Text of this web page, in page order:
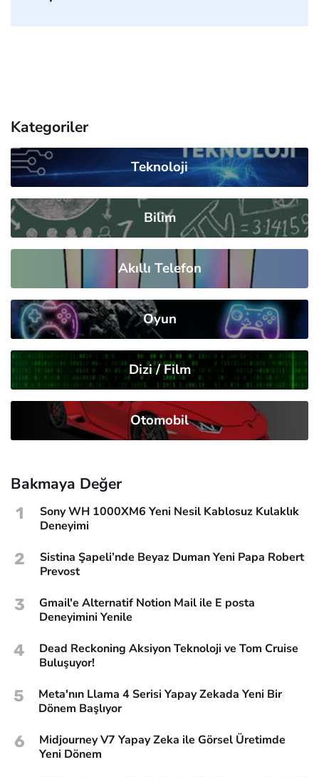
Kategoriler
Teknoloji
Bilim
Akıllı Telefon
Oyun
Dizi / Film
Otomobil
Bakmaya Değer
1
Sony WH 1000XM6 Yeni Nesil Kablosuz Kulaklık
Deneyimi
2
Sistina Şapeli’nde Beyaz Duman Yeni Papa Robert
Prevost
3
Gmail'e Alternatif Notion Mail ile E posta
Deneyimini Yenile
4
Dead Reckoning Aksiyon Teknoloji ve Tom Cruise
Buluşuyor!
5
Meta'nın Llama 4 Serisi Yapay Zekada Yeni Bir
Dönem Başlıyor
6
Midjourney V7 Yapay Zeka ile Görsel Üretimde
Yeni Dönem